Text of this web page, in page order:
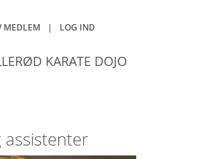
MEDLEM | LOG IND
KARATE DOJO